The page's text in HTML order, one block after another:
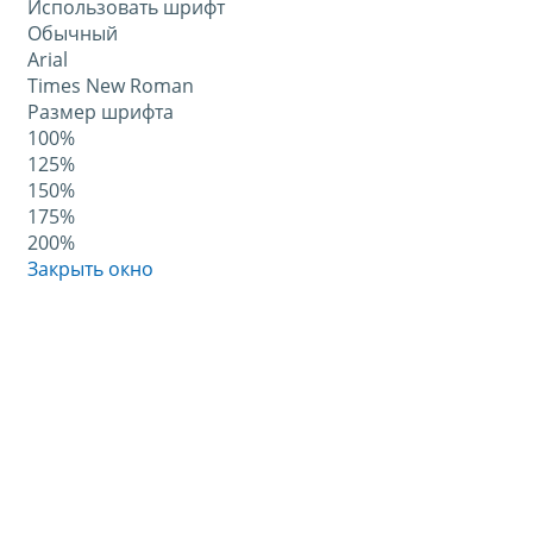
Использовать шрифт
Обычный
Arial
Times New Roman
Размер шрифта
100%
125%
150%
175%
200%
Закрыть окно